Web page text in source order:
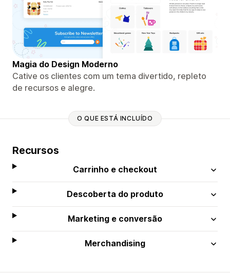
Magia do Design Moderno
Cative os clientes com um tema divertido, repleto
de recursos e alegre.
O QUE ESTÁ INCLUÍDO
Recursos
Carrinho e checkout
Descoberta do produto
Marketing e conversão
Merchandising